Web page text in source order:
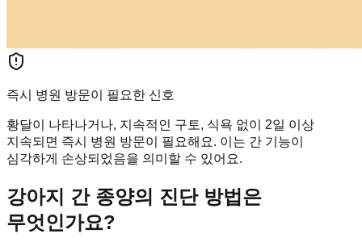
즉시 병원 방문이 필요한 신호
황달이 나타나거나, 지속적인 구토, 식욕 없이 2일 이상
지속되면 즉시 병원 방문이 필요해요. 이는 간 기능이
심각하게 손상되었음을 의미할 수 있어요.
강아지 간 종양의 진단 방법은
무엇인가요?